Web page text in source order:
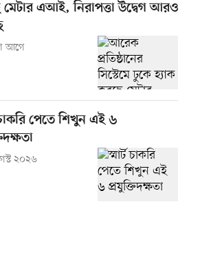
এআই, নিরাপত্তা উদ্বেগ আরও
আগে
চাকরি পেতে শিখুন এই ৬
২০২৬